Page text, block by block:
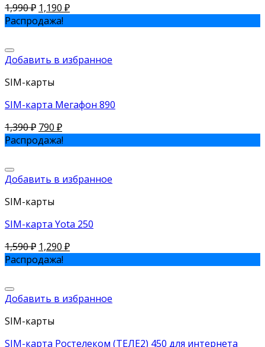
1,990₽ 1,190 ₽
Распродажа!
Добавить в избранное
SIM-карты
SIM-карта Мегафон 890
1,390₽ 790 ₽
Распродажа!
Добавить в избранное
SIM-карты
SIM-карта Yota 250
1,590₽ 1,290 ₽
Распродажа!
Добавить в избранное
SIM-карты
SIM-карта Ростелеком (ТЕЛЕ2) 450 для интернета